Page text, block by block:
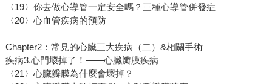
〈19〉你去做心導管一定安全嗎？三種心導管併發症
〈20〉心血管疾病的預防
Chapter2：常見的心臟三大疾病（二）&相關手術
疾病3.心門壞掉了！——心臟瓣膜疾病
〈21〉心臟瓣膜為什麼會壞掉？